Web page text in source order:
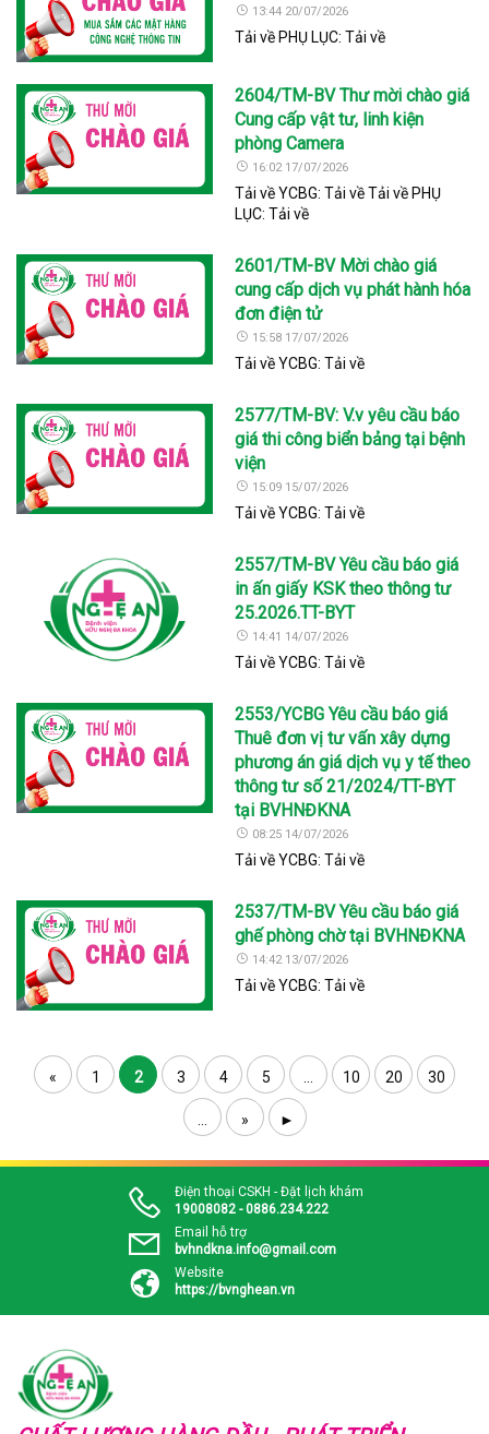
13:44 20/07/2026
Tải về PHỤ LỤC: Tải về
2604/TM-BV Thư mời chào giá
Cung cấp vật tư, linh kiện
phòng Camera
16:02 17/07/2026
Tải về YCBG: Tải về Tải về PHỤ
LỤC: Tải về
2601/TM-BV Mời chào giá
cung cấp dịch vụ phát hành hóa
đơn điện tử
15:58 17/07/2026
Tải về YCBG: Tải về
2577/TM-BV: V.v yêu cầu báo
giá thi công biển bảng tại bệnh
viện
15:09 15/07/2026
Tải về YCBG: Tải về
2557/TM-BV Yêu cầu báo giá
in ấn giấy KSK theo thông tư
25.2026.TT-BYT
14:41 14/07/2026
Tải về YCBG: Tải về
2553/YCBG Yêu cầu báo giá
Thuê đơn vị tư vấn xây dựng
phương án giá dịch vụ y tế theo
thông tư số 21/2024/TT-BYT
tại BVHNĐKNA
08:25 14/07/2026
Tải về YCBG: Tải về
2537/TM-BV Yêu cầu báo giá
ghế phòng chờ tại BVHNĐKNA
14:42 13/07/2026
Tải về YCBG: Tải về
« 1 2 3 4 5 ... 10 20 30
... » ►
Điện thoại CSKH - Đặt lịch khám
19008082 - 0886.234.222
Email hỗ trợ
bvhndkna.info@gmail.com
Website
https://bvnghean.vn